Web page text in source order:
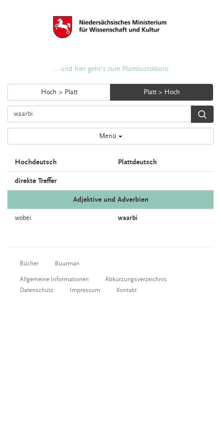
... und hier geht's zum Plattdüütskbüro
Hoch > Platt Platt > Hoch
Menü
Hochdeutsch Plattdeutsch
direkte Treffer
Adjektive und Adverbien
wobei waarbi
Bücher Buurman
Allgemeine Informationen
Abkürzungsverzeichnis
Datenschutz
Impressum Kontakt